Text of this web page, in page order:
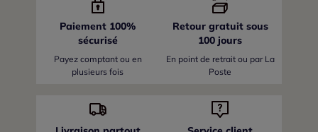
Paiement 100%
sécurisé
Payez comptant ou en
plusieurs fois
Retour gratuit sous
100 jours
En point de retrait ou par La
Poste